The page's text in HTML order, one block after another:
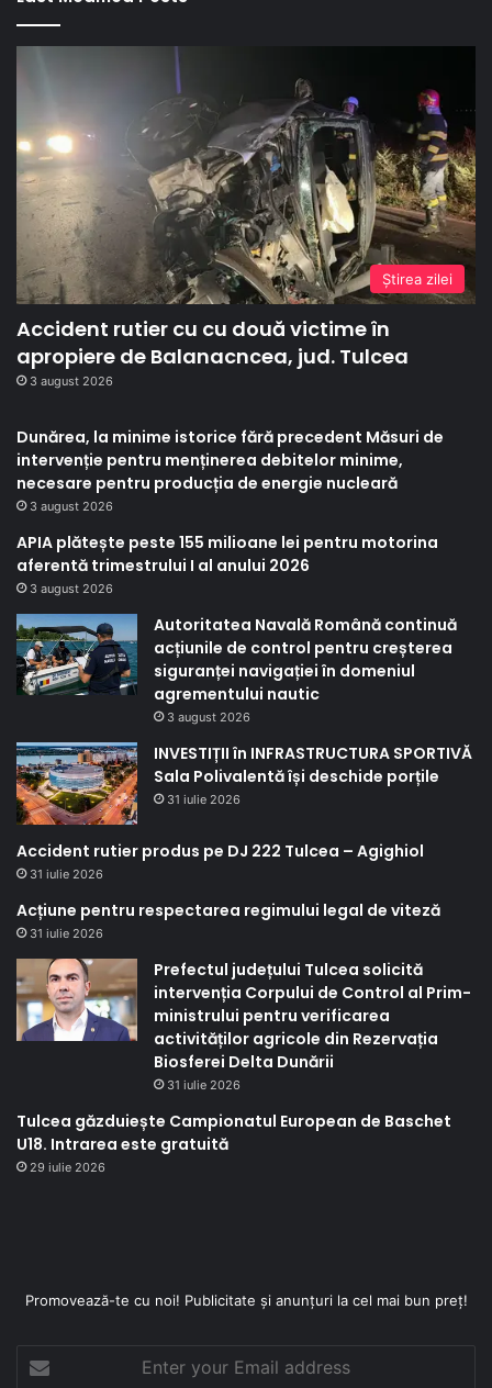
Ştirea zilei
Accident rutier cu cu două victime în
apropiere de Balanacncea, jud. Tulcea
3 august 2026
Dunărea, la minime istorice fără precedent Măsuri de
intervenție pentru menținerea debitelor minime,
necesare pentru producția de energie nucleară
3 august 2026
APIA plătește peste 155 milioane lei pentru motorina
aferentă trimestrului I al anului 2026
3 august 2026
Autoritatea Navală Română continuă
acțiunile de control pentru creșterea
siguranței navigației în domeniul
agrementului nautic
3 august 2026
INVESTIȚII în INFRASTRUCTURA SPORTIVĂ
Sala Polivalentă își deschide porțile
31 iulie 2026
Accident rutier produs pe DJ 222 Tulcea – Agighiol
31 iulie 2026
Acțiune pentru respectarea regimului legal de viteză
31 iulie 2026
Prefectul județului Tulcea solicită
intervenția Corpului de Control al Prim-
ministrului pentru verificarea
activităților agricole din Rezervația
Biosferei Delta Dunării
31 iulie 2026
Tulcea găzduiește Campionatul European de Baschet
U18. Intrarea este gratuită
29 iulie 2026
Promovează-te cu noi! Publicitate și anunțuri la cel mai bun preț!
Enter
your